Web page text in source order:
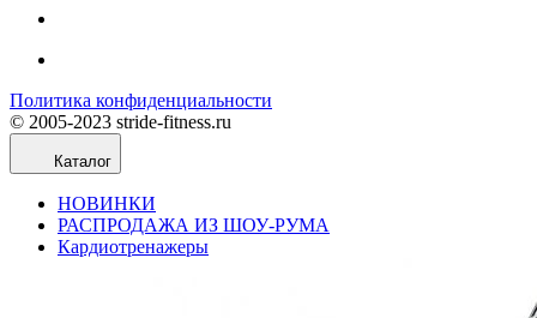
Политика конфиденциальности
© 2005-2023 stride-fitness.ru
Каталог
НОВИНКИ
РАСПРОДАЖА ИЗ ШОУ-РУМА
Кардиотренажеры